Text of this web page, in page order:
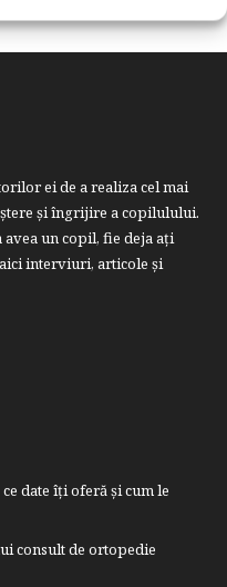
ei de a realiza cel mai
şi îngrijire a copilulului.
un copil, fie deja aţi
interviuri, articole şi
date îți oferă și cum le
consult de ortopedie